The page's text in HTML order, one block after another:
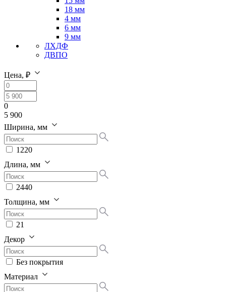
18 мм
4 мм
6 мм
9 мм
ЛХДФ
ДВПО
Цена, ₽
0
5 900
Ширина, мм
1220
Длина, мм
2440
Толщина, мм
21
Декор
Без покрытия
Материал